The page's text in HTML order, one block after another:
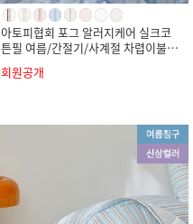
아토피협회 포그 알러지케어 실크코
튼필 여름/간절기/사계절 차렵이불-8
컬러(SS/Q/K)
회원공개